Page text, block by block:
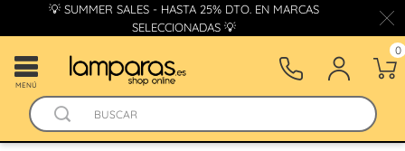
💡 SUMMER SALES - HASTA 25% DTO. EN MARCAS
SELECCIONADAS 💡
MENÚ
0